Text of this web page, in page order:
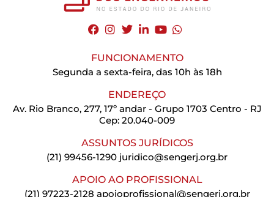
FUNCIONAMENTO
Segunda a sexta-feira, das 10h às 18h
ENDEREÇO
Av. Rio Branco, 277, 17º andar - Grupo 1703 Centro - RJ
Cep: 20.040-009
ASSUNTOS JURÍDICOS
(21) 99456-1290 juridico@sengerj.org.br
APOIO AO PROFISSIONAL
(21) 97223-2128 apoioprofissional@sengerj.org.br